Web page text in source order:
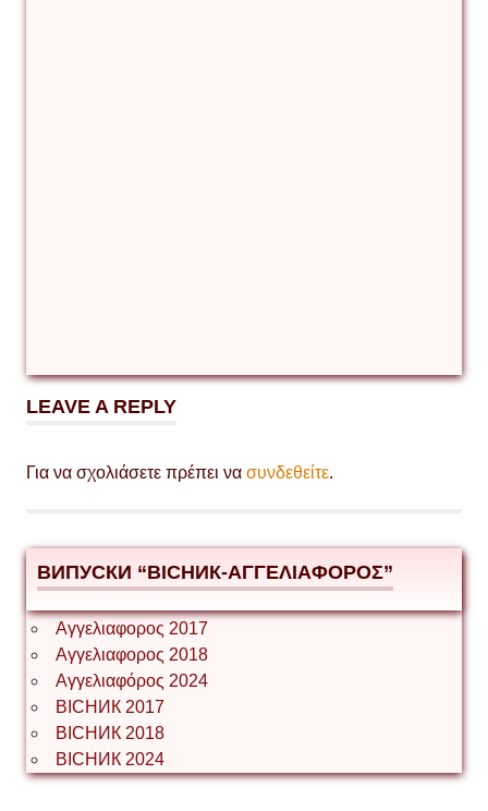
LEAVE A REPLY
Για να σχολιάσετε πρέπει να συνδεθείτε.
ВИПУСКИ “ВІСНИК-ΑΓΓΕΛΙΑΦΟΡΟΣ”
Αγγελιαφορος 2017
Αγγελιαφορος 2018
Αγγελιαφόρος 2024
ВІСНИК 2017
ВІСНИК 2018
ВІСНИК 2024